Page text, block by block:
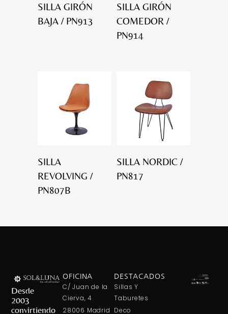
SILLA GIRÓN
BAJA / PN913
SILLA GIRÓN
COMEDOR /
PN914
SILLA
REVOLVING /
PN807B
SILLA NORDIC /
PN817
Desde
2003
convirtiendo
OFICINA
C/ Juan de la
Cierva, 4
28006 Madrid
DESTACADOS
Sillas Y
Taburetes
Deco